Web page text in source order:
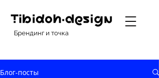
Брендинг и точка
Блог-посты